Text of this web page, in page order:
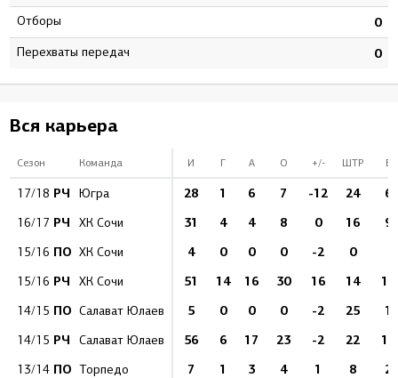
Отборы 0
Перехваты передач 0
Вся карьера
Сезон Команда И Г А О +/- ШТР БВ
17/18 РЧ Югра 28 1 6 7 -12 24 69
16/17 РЧ ХК Сочи 31 4 4 8 0 16 90
15/16 ПО ХК Сочи 4 0 0 0 -2 0
15/16 РЧ ХК Сочи 51 14 16 30 16 14
14/15 ПО Салават Юлаев 5 0 0 0 -2 25 13
14/15 РЧ Салават Юлаев 56 6 17 23 -2 22
13/14 ПО Торпедо 7 1 3 4 1 8 22